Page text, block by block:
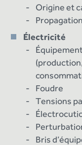
Origine et
Propagation
Électricité
Foudre
Tensions
Bris